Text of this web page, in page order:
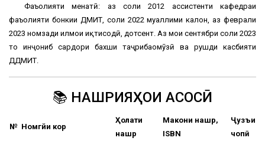
Фаъолияти меҳнатӣ: аз соли 2012 ассистенти кафедраи
фаъолияти бонкии ДМИТ, соли 2022 муаллими калон, аз феврали
2023 номзади илмҳои иқтисодӣ, дотсент. Аз моҳи сентябри соли 2023
то инҷониб сардори бахши таҷрибаомӯзӣ ва рушди касбияти
ДДМИТ.
📚 НАШРИЯҲОИ АСОСӢ
№ Номгӯйи кор
Ҳолати
нашр
Макони нашр,
ISBN
Ҷузъи
чопӣ